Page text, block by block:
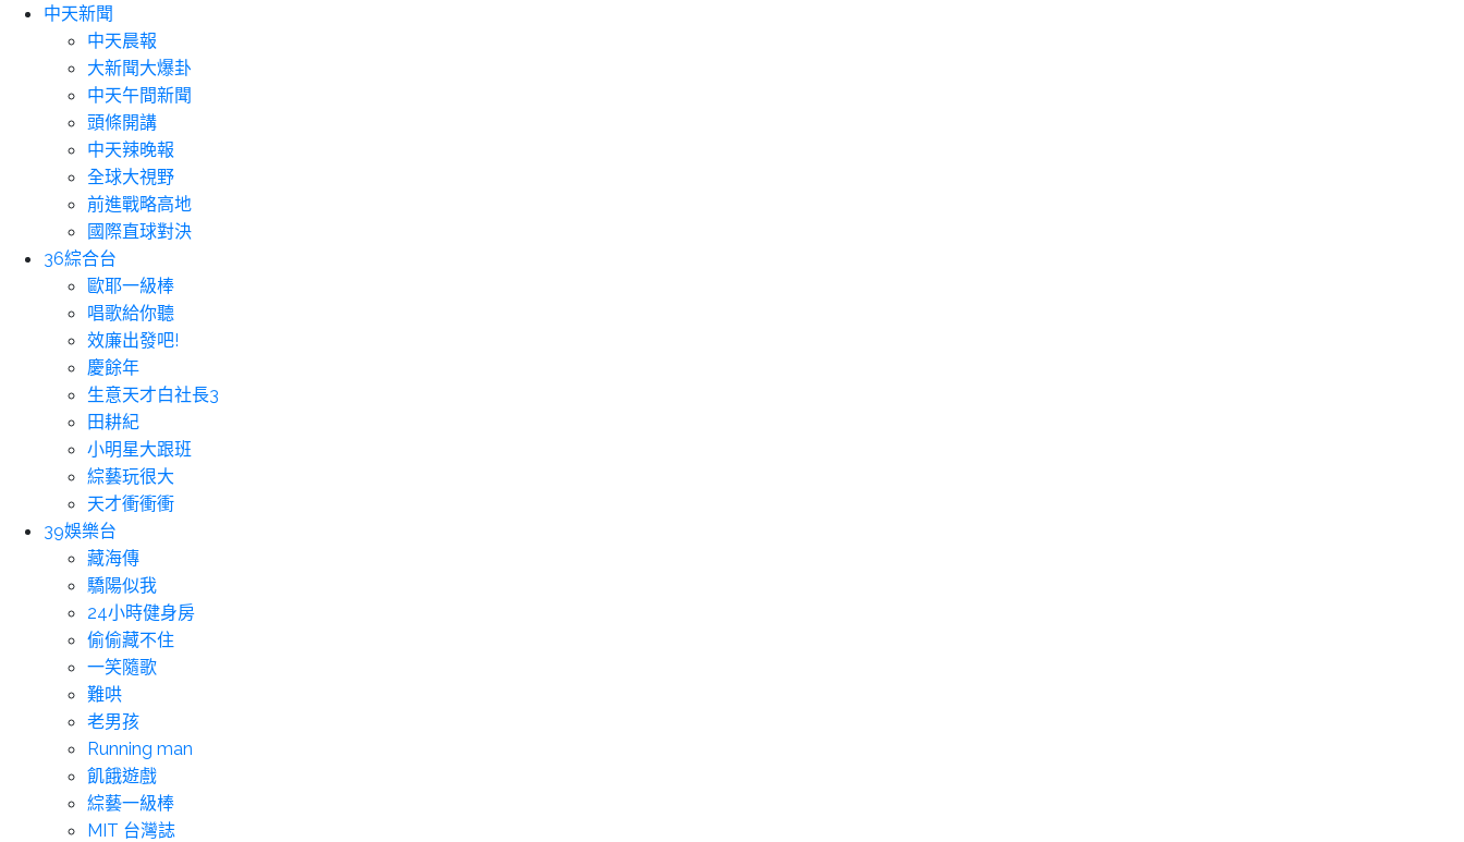
中天新聞
中天晨報
大新聞大爆卦
中天午間新聞
頭條開講
中天辣晚報
全球大視野
前進戰略高地
國際直球對決
36綜合台
歐耶一級棒
唱歌給你聽
效廉出發吧!
慶餘年
生意天才白社長3
田耕紀
小明星大跟班
綜藝玩很大
天才衝衝衝
39娛樂台
藏海傳
驕陽似我
24小時健身房
偷偷藏不住
一笑隨歌
難哄
老男孩
Running man
飢餓遊戲
綜藝一級棒
MIT 台灣誌